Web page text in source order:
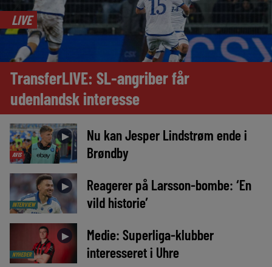
LIVE
TransferLIVE: SL-angriber får
udenlandsk interesse
AVIS
►
Nu kan Jesper Lindstrøm ende i
Brøndby
INTERVIEW
►
Reagerer på Larsson-bombe: ‘En
vild historie’
NYHEDER
►
Medie: Superliga-klubber
interesseret i Uhre